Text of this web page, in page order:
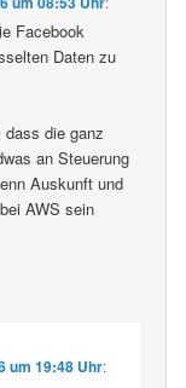
Facebook
Daten zu
die ganz
an Steuerung
Auskunft und
AWS sein
um 19:48 Uhr: